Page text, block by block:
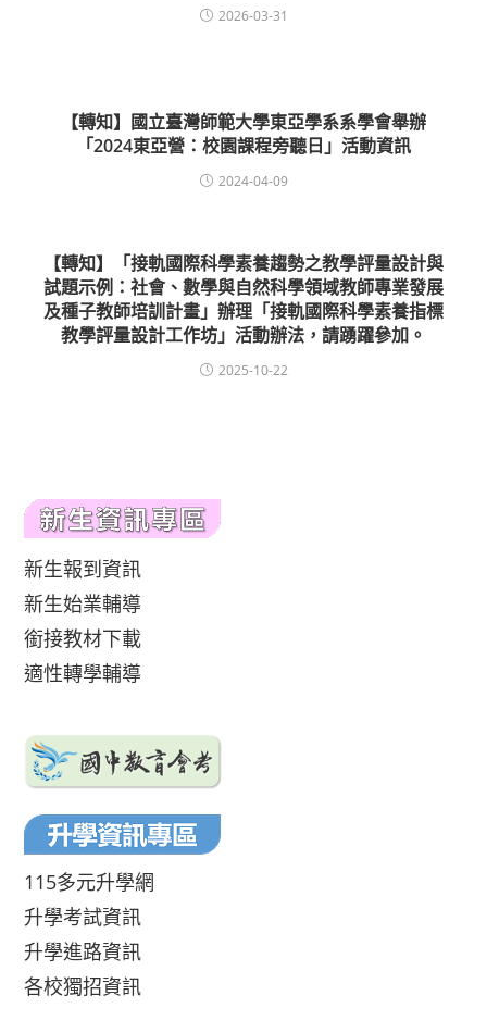
2026-03-31
【轉知】國立臺灣師範大學東亞學系系學會舉辦
「2024東亞營：校園課程旁聽日」活動資訊
2024-04-09
【轉知】「接軌國際科學素養趨勢之教學評量設計與
試題示例：社會、數學與自然科學領域教師專業發展
及種子教師培訓計畫」辦理「接軌國際科學素養指標
教學評量設計工作坊」活動辦法，請踴躍參加。
2025-10-22
新生報到資訊
新生始業輔導
銜接教材下載
適性轉學輔導
115多元升學網
升學考試資訊
升學進路資訊
各校獨招資訊